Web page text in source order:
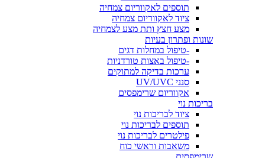
תוספים לאקווריום צמחיה
ציוד לאקווריום צמחיה
מצע חצץ ותת מצע לצמחיה
שונות ופתרון בעיות
-טיפול במחלות דגים
-טיפול באצות טורדניות
ערכות בדיקה למתוקים
סנני UV/UVC
אקווריום שרימפסים
בריכות נוי
ציוד לבריכות נוי
תוספים לבריכות נוי
פילטרים לבריכות נוי
משאבות וראשי כוח